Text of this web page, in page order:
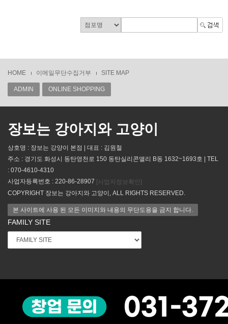
HOME 이메일무단수집거부 SITE MAP
ADMIN ONLINE SHOPPING
장보는 강아지와 고양이
상호명 : 장보는 강양이 본점 | 대표 : 김원철
주소 : 경기도 화성시 동탄영천로 150 동탄실리콘앨리 B동 1632~1693호 | TEL
: 070-4610-4310
사업자등록번호 : 220-86-28907 [사업자정보확인]
COPYRIGHT 장보는 강아지와 고양이, ALL RIGHTS RESERVED.
본 사이트에 사용 된 모든 이미지와 내용의 무단도용을 금지 합니다.
FAMILY SITE